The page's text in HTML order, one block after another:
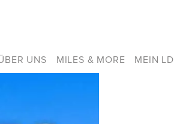
UNS MILES & MORE MEIN LD